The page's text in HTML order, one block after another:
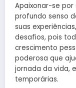
Apaixonar-se
profundo senso
suas
desafios, pois
crescimento
poderosa que
jornada da vida,
temporárias.